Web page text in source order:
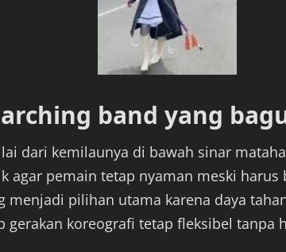
band yang
dari kemilaunya di bawah sinar
agar pemain tetap nyaman meski
pilihan utama karena daya
koreografi tetap fleksibel tanpa